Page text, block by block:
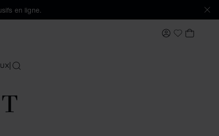
en ligne.
MON COMPTE
Ma Wishlist
MON
RECHERCHER